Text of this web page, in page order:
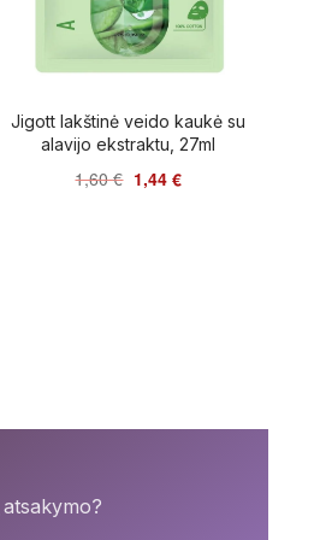
Jigott lakštinė veido kaukė su
alavijo ekstraktu, 27ml
1,60€ 1,44 €